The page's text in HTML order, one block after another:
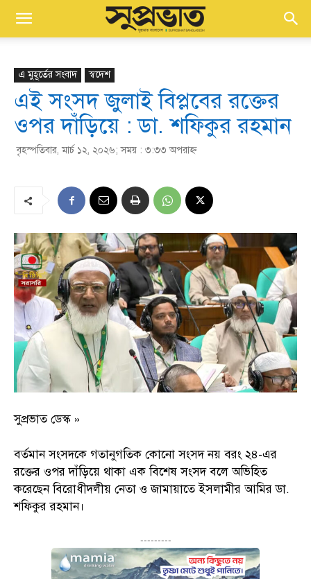
এ মুহূর্তের সংবাদ স্বদেশ
এই সংসদ জুলাই বিপ্লবের রক্তের
ওপর দাঁড়িয়ে : ডা. শফিকুর রহমান
বৃহস্পতিবার, মার্চ ১২, ২০২৬; সময় : ৩:৩৩ অপরাহ্ণ
সুপ্রভাত ডেস্ক »
বর্তমান সংসদকে গতানুগতিক কোনো সংসদ নয় বরং ২৪-এর
রক্তের ওপর দাঁড়িয়ে থাকা এক বিশেষ সংসদ বলে অভিহিত
করেছেন বিরোধীদলীয় নেতা ও জামায়াতে ইসলামীর আমির ডা.
শফিকুর রহমান।
---------